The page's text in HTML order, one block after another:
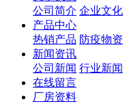
公司简介 企业文化
产品中心
热销产品 防疫物资
新闻资讯
公司新闻 行业新闻
在线留言
厂房资料